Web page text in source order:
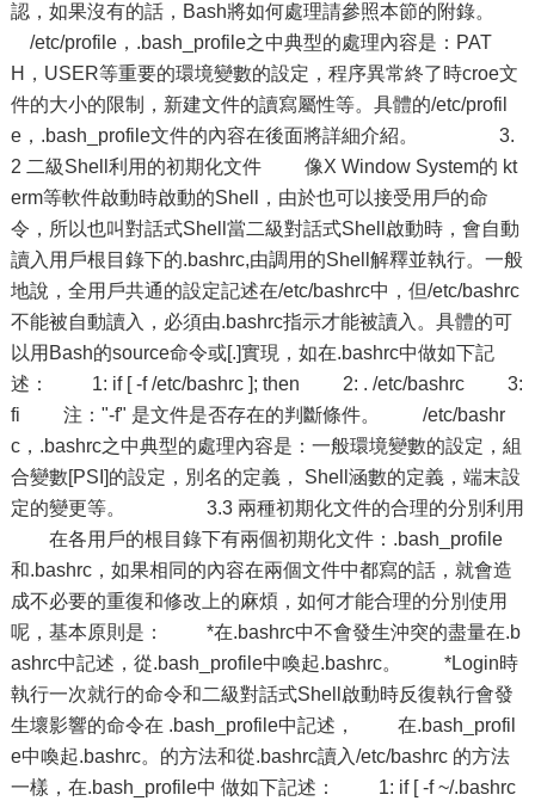
認，如果沒有的話，Bash將如何處理請參照本節的附錄。
/etc/profile，.bash_profile之中典型的處理內容是：PAT
H，USER等重要的環境變數的設定，程序異常終了時croe文
件的大小的限制，新建文件的讀寫屬性等。具體的/etc/profil
e，.bash_profile文件的內容在後面將詳細介紹。 3.
2 二級Shell利用的初期化文件 像X Window System的 kt
erm等軟件啟動時啟動的Shell，由於也可以接受用戶的命
令，所以也叫對話式Shell當二級對話式Shell啟動時，會自動
讀入用戶根目錄下的.bashrc,由調用的Shell解釋並執行。一般
地說，全用戶共通的設定記述在/etc/bashrc中，但/etc/bashrc
不能被自動讀入，必須由.bashrc指示才能被讀入。具體的可
以用Bash的source命令或[.]實現，如在.bashrc中做如下記
述： 1: if [ -f /etc/bashrc ]; then 2: . /etc/bashrc 3:
fi 注："-f" 是文件是否存在的判斷條件。 /etc/bashr
c，.bashrc之中典型的處理內容是：一般環境變數的設定，組
合變數[PSI]的設定，別名的定義， Shell涵數的定義，端末設
定的變更等。 3.3 兩種初期化文件的合理的分別利用
在各用戶的根目錄下有兩個初期化文件：.bash_profile
和.bashrc，如果相同的內容在兩個文件中都寫的話，就會造
成不必要的重復和修改上的麻煩，如何才能合理的分別使用
呢，基本原則是： *在.bashrc中不會發生沖突的盡量在.b
ashrc中記述，從.bash_profile中喚起.bashrc。 *Login時
執行一次就行的命令和二級對話式Shell啟動時反復執行會發
生壞影響的命令在 .bash_profile中記述， 在.bash_profil
e中喚起.bashrc。的方法和從.bashrc讀入/etc/bashrc 的方法
一樣，在.bash_profile中 做如下記述： 1: if [ -f ~/.bashrc